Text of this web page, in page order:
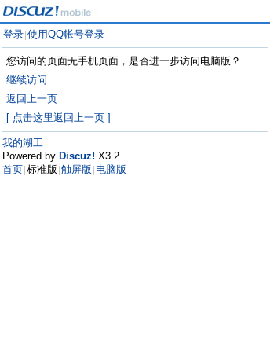
登录 使用QQ帐号登录
您访问的页面无手机页面，是否进一步访问电脑版？
继续访问
返回上一页
[ 点击这里返回上一页 ]
我的湖工
Powered by Discuz! X3.2
首页 标准版 触屏版 电脑版